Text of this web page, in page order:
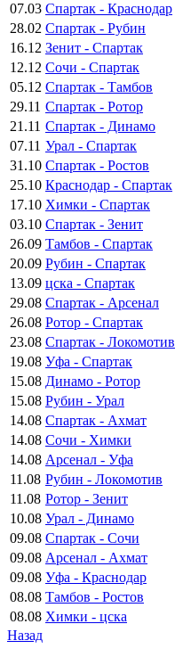
07.03 Спартак - Краснодар
28.02 Спартак - Рубин
16.12 Зенит - Спартак
12.12 Сочи - Спартак
05.12 Спартак - Тамбов
29.11 Спартак - Ротор
21.11 Спартак - Динамо
07.11 Урал - Спартак
31.10 Спартак - Ростов
25.10 Краснодар - Спартак
17.10 Химки - Спартак
03.10 Спартак - Зенит
26.09 Тамбов - Спартак
20.09 Рубин - Спартак
13.09 цска - Спартак
29.08 Спартак - Арсенал
26.08 Ротор - Спартак
23.08 Спартак - Локомотив
19.08 Уфа - Спартак
15.08 Динамо - Ротор
15.08 Рубин - Урал
14.08 Спартак - Ахмат
14.08 Сочи - Химки
14.08 Арсенал - Уфа
11.08 Рубин - Локомотив
11.08 Ротор - Зенит
10.08 Урал - Динамо
09.08 Спартак - Сочи
09.08 Арсенал - Ахмат
09.08 Уфа - Краснодар
08.08 Тамбов - Ростов
08.08 Химки - цска
Назад